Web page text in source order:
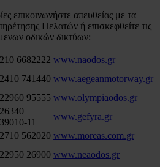
επικοινωνήστε απευθείας με τα
Πελατών ή επισκεφθείτε τις
οδικών δικτύων:
210 6682222 www.naodos.gr
2410 741440 www.aegeanmotorway.gr
22960 95555 www.olympiaodos.gr
26340
39010-11
www.gefyra.gr
2710 562020 www.moreas.com.gr
22950 26900 www.neaodos.gr